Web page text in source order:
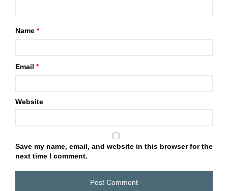
Name *
Email *
Website
Save my name, email, and website in this browser for the
next time I comment.